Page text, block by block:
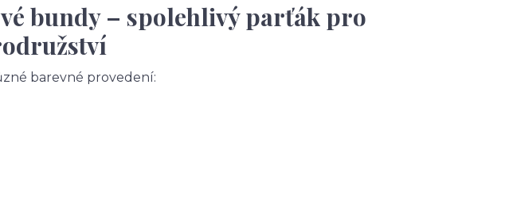
bundy – spolehlivý parťák pro
barevné provedení: